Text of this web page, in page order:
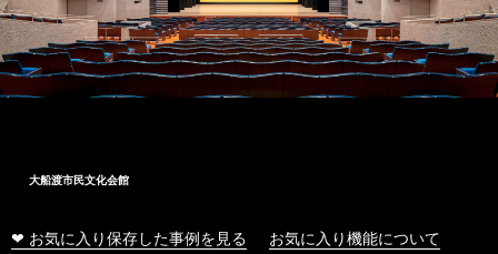
大船渡市民文化会館
❤ お気に入り保存した事例を見る お気に入り機能について